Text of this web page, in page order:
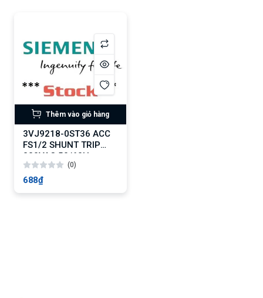
Thêm vào giỏ hàng
3VJ9218-0ST36 ACC
FS1/2 SHUNT TRIP
220VAC 50/60Hz
(0)
688₫